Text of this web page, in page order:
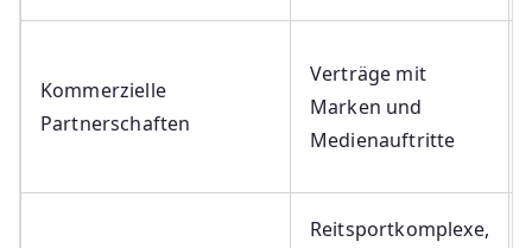
Kommerzielle
Partnerschaften
Verträge mit
Marken und
Medienauftritte
Reitsportkomplexe,